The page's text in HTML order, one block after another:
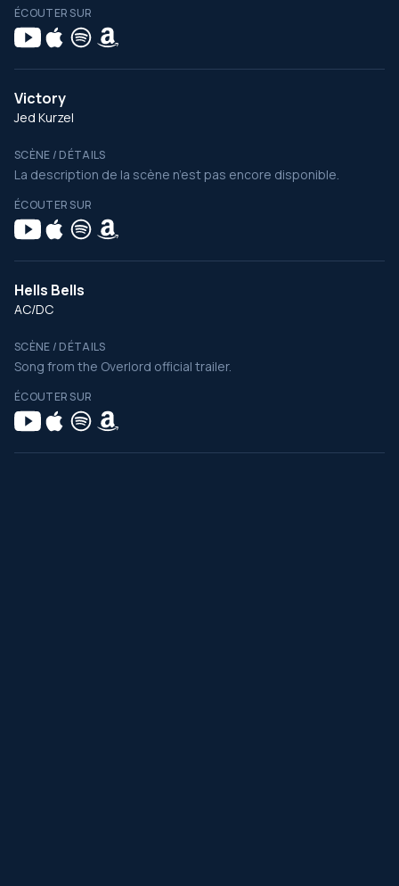
ÉCOUTER SUR
Victory
Jed Kurzel
SCÈNE / DÉTAILS
La description de la scène n’est pas encore disponible.
ÉCOUTER SUR
Hells Bells
AC/DC
SCÈNE / DÉTAILS
Song from the Overlord official trailer.
ÉCOUTER SUR